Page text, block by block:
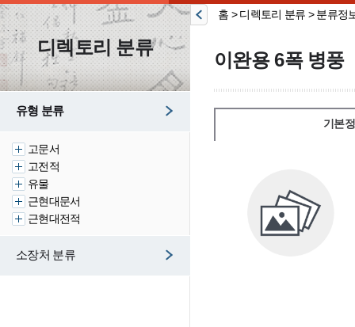
디렉토리 분류
유형 분류
고문서
고전적
유물
근현대문서
근현대전적
소장처 분류
홈 > 디렉토리 분류 > 분류정
이완용 6폭 병풍
기본